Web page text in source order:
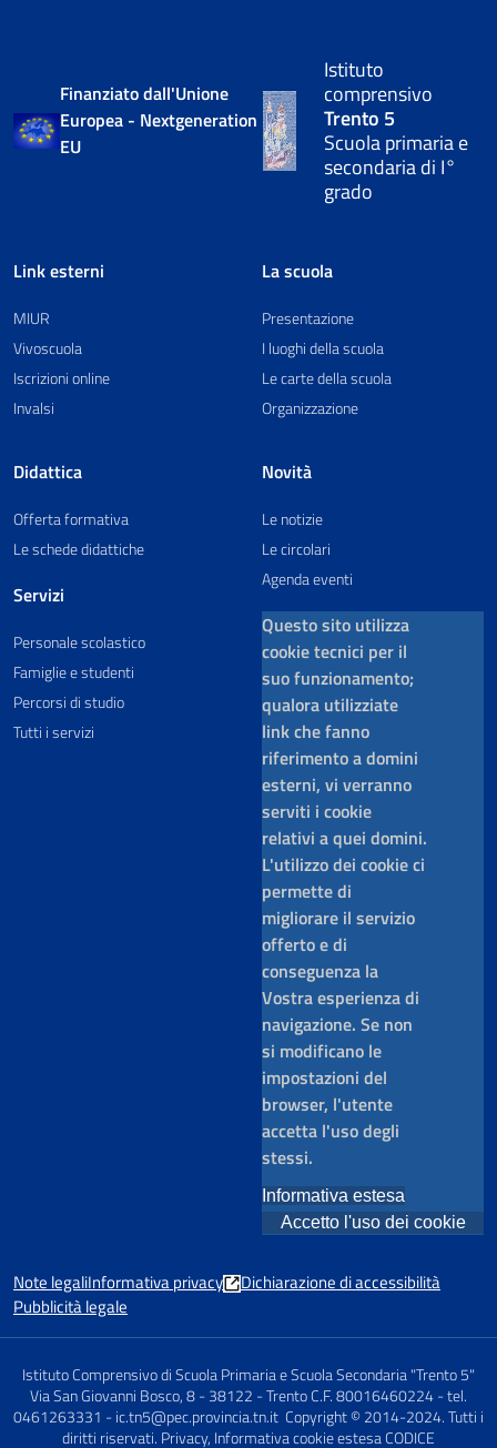
Finanziato dall'Unione
Europea - Nextgeneration
EU
Istituto
comprensivo
Trento 5
Scuola primaria e
secondaria di I°
grado
Link esterni
MIUR
Vivoscuola
Iscrizioni online
Invalsi
La scuola
Presentazione
I luoghi della scuola
Le carte della scuola
Organizzazione
Didattica
Offerta formativa
Le schede didattiche
Servizi
Personale scolastico
Famiglie e studenti
Percorsi di studio
Tutti i servizi
Novità
Le notizie
Le circolari
Agenda eventi
Questo sito utilizza
cookie tecnici per il
suo funzionamento;
qualora utilizziate
link che fanno
riferimento a domini
esterni, vi verranno
serviti i cookie
relativi a quei domini.
L'utilizzo dei cookie ci
permette di
migliorare il servizio
offerto e di
conseguenza la
Vostra esperienza di
navigazione. Se non
si modificano le
impostazioni del
browser, l'utente
accetta l'uso degli
stessi.
Informativa estesa
Accetto l'uso dei cookie
Note legaliInformativa privacy
Dichiarazione di accessibilità
Pubblicità legale
Istituto Comprensivo di Scuola Primaria e Scuola Secondaria "Trento 5"
Via San Giovanni Bosco, 8 - 38122 - Trento C.F. 80016460224 - tel.
0461263331 - ic.tn5@pec.provincia.tn.it Copyright © 2014-2024. Tutti i
diritti riservati. Privacy, Informativa cookie estesa CODICE